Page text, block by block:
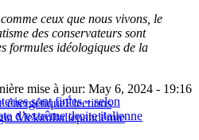
ceux que nous vivons, le
des conservateurs sont
formules idéologiques de la
sont finies » selon
d’extrême droite italienne
mise à jour: May 6, 2024 - 19:16
énergétiqueÉlections
MeloniItaliepandémie